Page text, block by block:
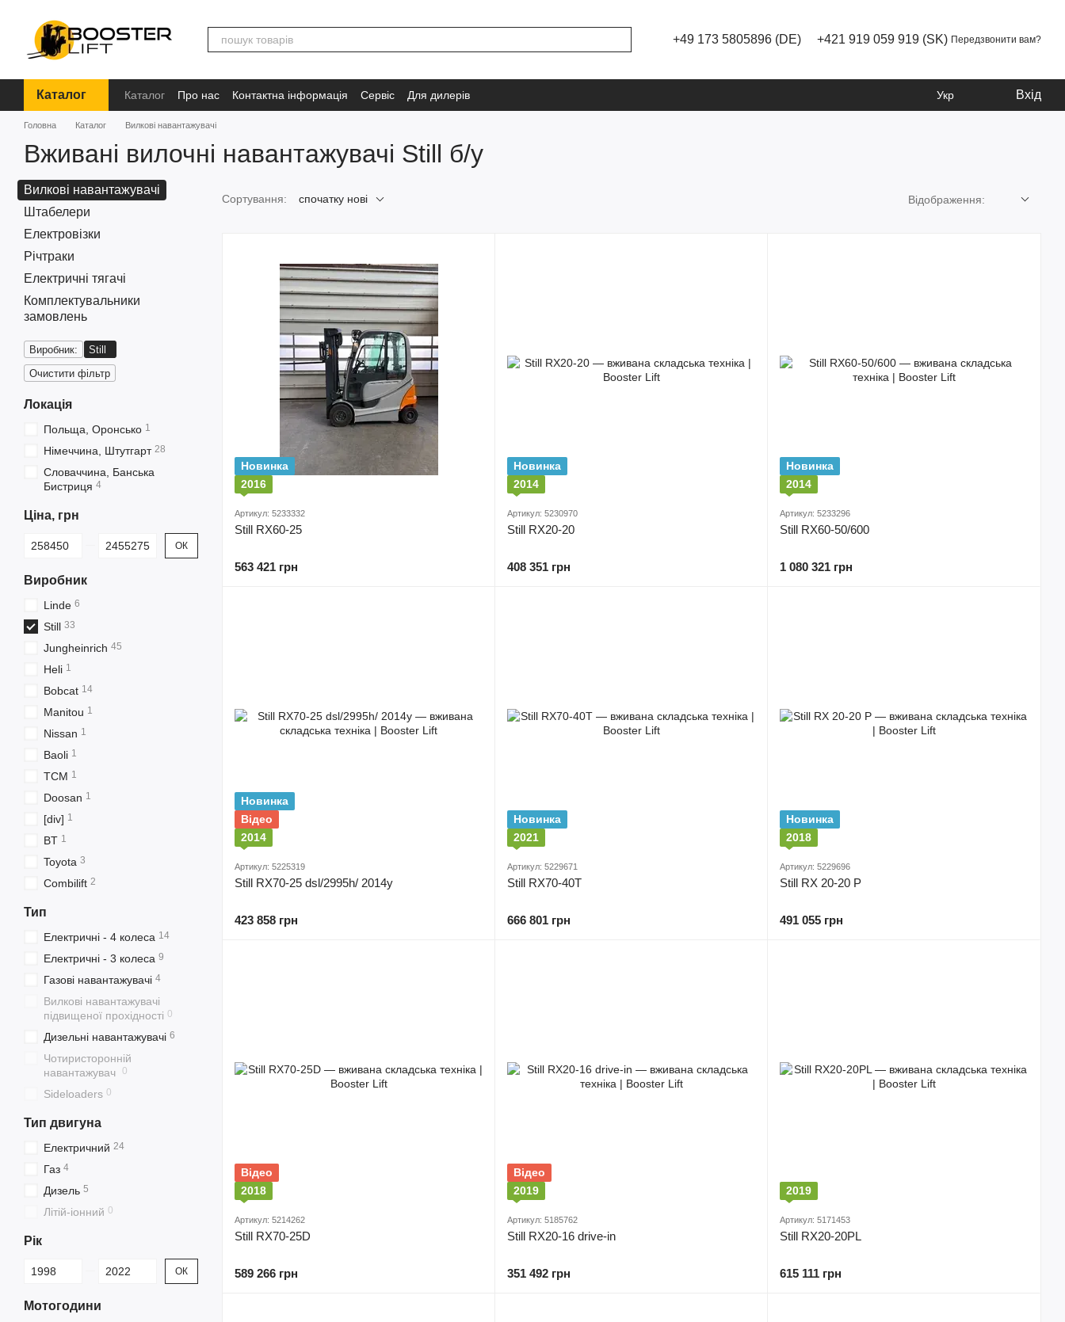
+49 173 5805896 (DE) +421 919 059 919 (SK) Передзвонити вам?
Каталог Каталог Про нас Контактна інформація Сервіс
Для дилерів
Бренди
Інформація
Укр Вхід
Головна Каталог Вилкові навантажувачі
Вживані вилочні навантажувачі Still б/у
Сортування: спочатку нові Відображення:
Новинка
2016
Артикул: 5233332
Still RX60-25
563 421 грн
Новинка
2014
Артикул: 5230970
Still RX20-20
408 351 грн
Новинка
2014
Артикул: 5233296
Still RX60-50/600
1 080 321 грн
Новинка
Відео
2014
Артикул: 5225319
Still RX70-25 dsl/2995h/ 2014y
423 858 грн
Новинка
2021
Артикул: 5229671
Still RX70-40T
666 801 грн
Новинка
2018
Артикул: 5229696
Still RX 20-20 P
491 055 грн
Відео
2018
Артикул: 5214262
Still RX70-25D
589 266 грн
Відео
2019
Артикул: 5185762
Still RX20-16 drive-in
351 492 грн
2019
Артикул: 5171453
Still RX20-20PL
615 111 грн
Вилкові навантажувачі
Штабелери
Електровізки
Річтраки
Електричні тягачі
Комплектувальники
замовлень
Виробник:
Still
Очистити фільтр
Локація
Польща, Оронсько 1
Німеччина, Штутгарт 28
Словаччина, Банська
Бистриця 4
Ціна, грн
Від Ціна, грн
До Ціна, грн ОК
Виробник
Linde 6
Still 33
Jungheinrich 45
Heli 1
Bobcat 14
Manitou 1
Nissan 1
Baoli 1
TCM 1
Doosan 1
[div] 1
BT 1
Toyota 3
Combilift 2
Тип
Електричні - 4 колеса 14
Електричні - 3 колеса 9
Газові навантажувачі 4
Вилкові навантажувачі
підвищеної прохідності 0
Дизельні навантажувачі 6
Чотиристоронній
навантажувач 0
Sideloaders 0
Тип двигуна
Електричний 24
Газ 4
Дизель 5
Літій-іонний 0
Рік
Від Рік
До Рік ОК
Мотогодини